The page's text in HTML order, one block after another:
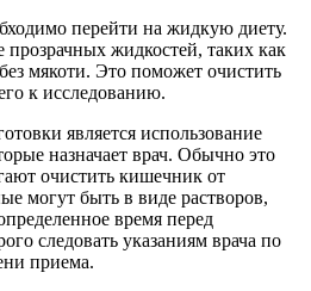
перейти на жидкую диету.
прозрачных жидкостей, таких как
мякоти. Это поможет очистить
к исследованию.
является использование
назначает врач. Обычно это
очистить кишечник от
могут быть в виде растворов,
время перед
следовать указаниям врача по
приема.